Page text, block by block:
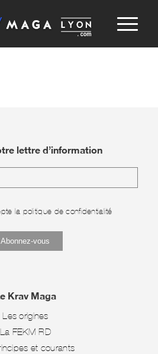
lettre d’information
la politique de confidentialité
Krav Maga
Les origines
La FEKM-RD
et courants